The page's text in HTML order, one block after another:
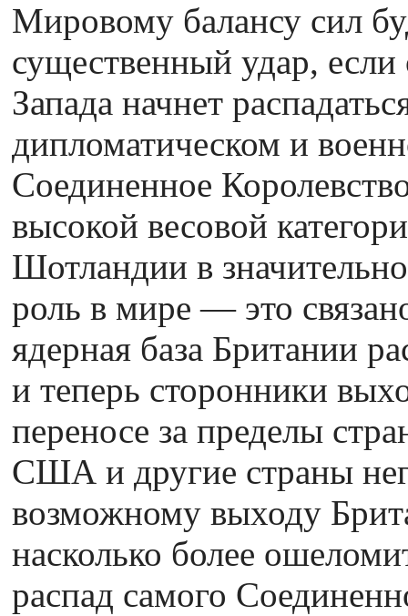
Мировому балансу сил
существенный удар,
Запада начнет
дипломатическом и
Соединенное
высокой весовой
Шотландии в
роль в мире — это
ядерная база Британии
и теперь сторонники
переносе за пределы
США и другие страны
возможному выходу
насколько более
распад самого